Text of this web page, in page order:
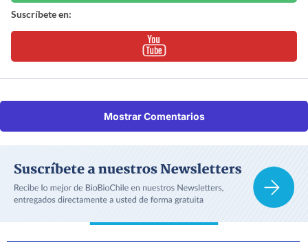
Suscríbete en:
Mostrar Comentarios